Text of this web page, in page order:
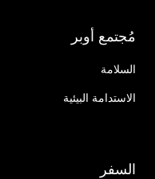
مُجتمع أوبر
السلامة
الاستدامة البيئية
السفر